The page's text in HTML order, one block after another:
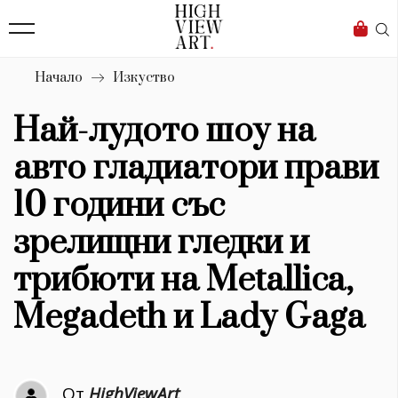
Бизнес
Мода
Dialogue
Изкуство
4340
Красота
777
Дизайн
1272
Книги
Начало Изкуство
Най-лудото шоу на
авто гладиатори прави
10 години със
зрелищни гледки и
трибюти на Metallica,
Megadeth и Lady Gaga